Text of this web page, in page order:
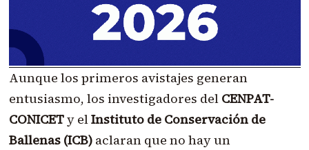
Aunque los primeros avistajes generan
entusiasmo, los investigadores del CENPAT-
CONICETy elInstituto de Conservación de
Ballenas (ICB)aclaran que no hay un